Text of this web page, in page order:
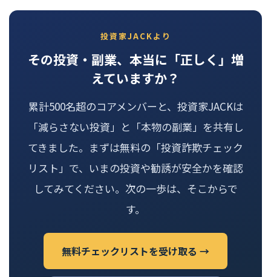
投資家JACKより
その投資・副業、本当に「正しく」増
えていますか？
累計500名超のコアメンバーと、投資家JACKは
「減らさない投資」と「本物の副業」を共有し
てきました。まずは無料の「投資詐欺チェック
リスト」で、いまの投資や勧誘が安全かを確認
してみてください。次の一歩は、そこからで
す。
無料チェックリストを受け取る →